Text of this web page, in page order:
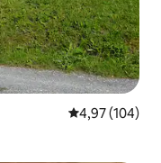
Gemiddelde
4,97 (104)